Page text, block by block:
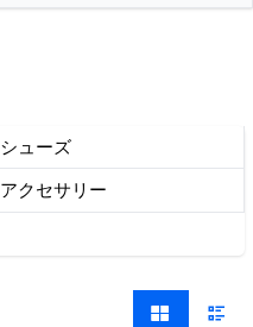
シューズ
アクセサリー